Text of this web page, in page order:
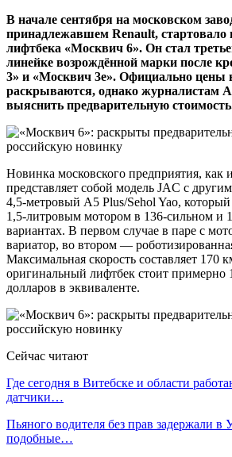
В начале сентября на московском
принадлежавшем Renault, стартовало
лифтбека «Москвич 6». Он стал
линейке возрождённой марки после
3» и «Москвич 3е». Официально цены
раскрываются, однако журналистам
выяснить предварительную
Новинка московского предприятия, как
представляет собой модель JAC с
4,5-метровый A5 Plus/Sehol Yao,
1,5-литровым мотором в 136-сильном и
вариантах. В первом случае в паре с
вариатор, во втором —
Максимальная скорость составляет 170
оригинальный лифтбек стоит
долларов в эквиваленте.
Сейчас читают
Где сегодня в Витебске и области
датчики…
Пьяного водителя без прав задержали
подобные…